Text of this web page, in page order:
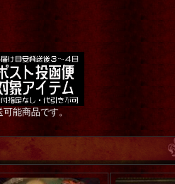
能商品です。